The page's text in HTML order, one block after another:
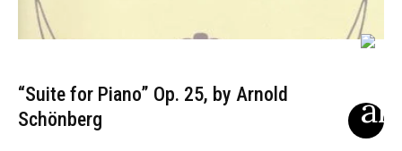
“Suite for Piano” Op. 25, by Arnold
Schönberg